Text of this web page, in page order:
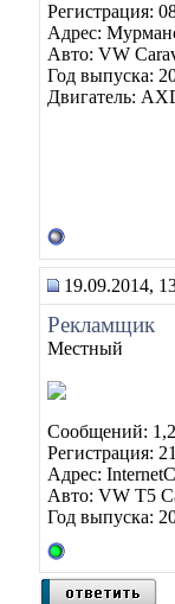
Регистрация:
Адрес:
Авто: VW
Год выпуска:
Двигатель:
19.09.2014,
Рекламщик
Местный
Сообщений:
Регистрация:
Адрес:
Авто: VW T5
Год выпуска: